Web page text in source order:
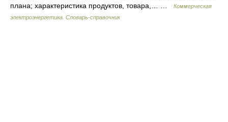
плана; характеристика продуктов, товара,… …
Коммерческая
электроэнергетика. Словарь-справочник